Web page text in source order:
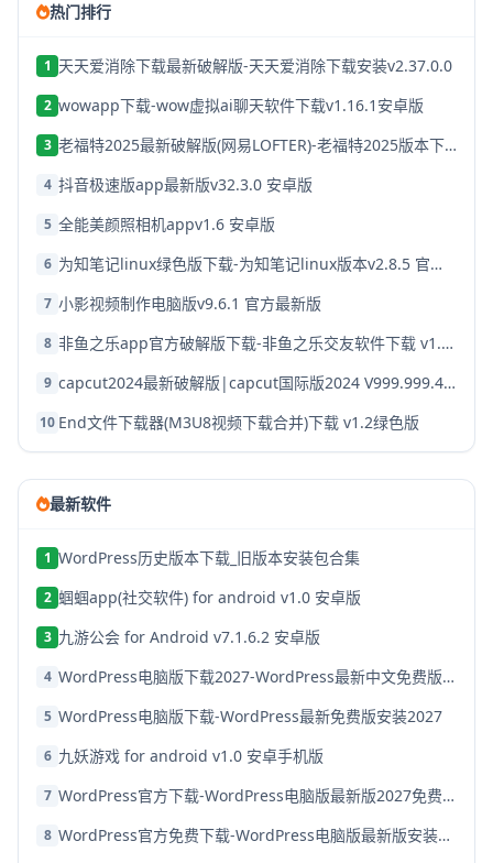
热门排行
1 天天爱消除下载最新破解版-天天爱消除下载安装v2.37.0.0
2 wowapp下载-wow虚拟ai聊天软件下载v1.16.1安卓版
3 老福特2025最新破解版(网易LOFTER)-老福特2025版本下载v8.1.22
4 抖音极速版app最新版v32.3.0 安卓版
5 全能美颜照相机appv1.6 安卓版
6 为知笔记linux绿色版下载-为知笔记linux版本v2.8.5 官方破解版
7 小影视频制作电脑版v9.6.1 官方最新版
8 非鱼之乐app官方破解版下载-非鱼之乐交友软件下载 v1.3.9安卓版
9 capcut2024最新破解版|capcut国际版2024 V999.999.45 安卓版下载
10 End文件下载器(M3U8视频下载合并)下载 v1.2绿色版
最新软件
1 WordPress历史版本下载_旧版本安装包合集
2 蝈蝈app(社交软件) for android v1.0 安卓版
3 九游公会 for Android v7.1.6.2 安卓版
4 WordPress电脑版下载2027-WordPress最新中文免费版安装教程
5 WordPress电脑版下载-WordPress最新免费版安装2027
6 九妖游戏 for android v1.0 安卓手机版
7 WordPress官方下载-WordPress电脑版最新版2027免费安装
8 WordPress官方免费下载-WordPress电脑版最新版安装2027